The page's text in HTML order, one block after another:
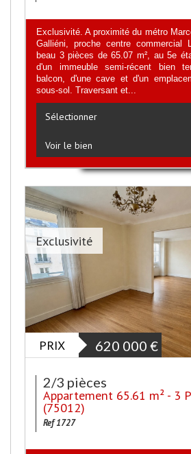
Exclusivité. A proximité du métro
Galliéni, proche centre commercial
beau 3 pièces de 65.07 m², au 5e
d'un immeuble semi-récent bien
balcon, d'une cave et d'un
sous-sol. Traversant et...
Sélectionner
Voir le bien
Exclusivité
PRIX 620 000 €
2/3 pièces
Appartement 65.61 m² - 3
(75012)
Ref 1727